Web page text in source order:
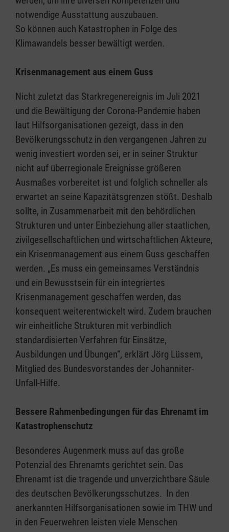
notwendige Ausstattung auszubauen.
So können auch Katastrophen in Folge des
Klimawandels besser bewältigt werden.
Krisenmanagement aus einem Guss
Nicht zuletzt das Starkregenereignis im Juli 2021
und die Bewältigung der Corona-Pandemie haben
laut Hilfsorganisationen gezeigt, dass in den
Bevölkerungsschutz in den vergangenen Jahren zu
wenig investiert worden sei, er in seiner Struktur
nicht auf überregionale Ereignisse größeren
Ausmaßes vorbereitet ist und folglich schneller als
erwartet an seine Kapazitätsgrenzen stößt. Deshalb
sollte, in Zusammenarbeit mit den behördlichen
Strukturen und unter Einbeziehung aller staatlichen,
zivilgesellschaftlichen und wirtschaftlichen Akteure,
ein Krisenmanagement aus einem Guss geschaffen
werden. „Es muss ein gemeinsames Verständnis
und ein Bewusstsein für ein integriertes
Krisenmanagement geschaffen werden, das
konsequent weiterentwickelt wird. Zudem brauchen
wir einheitliche Strukturen mit verbindlich
standardisierten Verfahren für Einsätze,
Ausbildungen und Übungen“, erklärt Jörg Lüssem,
Mitglied des Bundesvorstandes der Johanniter-
Unfall-Hilfe.
Bessere Rahmenbedingungen für das Ehrenamt im
Katastrophenschutz
Besonderes Augenmerk muss auf das große
Potenzial des Ehrenamts gerichtet sein. Das
Ehrenamt ist die tragende und unverzichtbare Säule
des deutschen Bevölkerungsschutzes. In den
anerkannten Hilfsorganisationen sowie im THW und
in den Feuerwehren leisten viele Menschen